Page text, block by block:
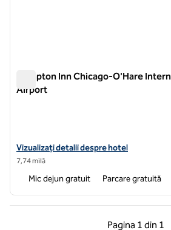
Hampton Inn Chicago-O'Hare
Airport
Vizualizați detaliile hotelului pentru
Vizualizați detalii despre hotel
7,74 milă
Mic dejun gratuit Parcare gratuită
Pagina anterioară, 1
Pagina 1 din 1